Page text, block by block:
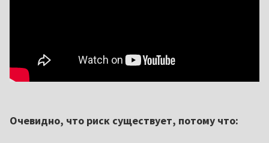
Очевидно, что риск существует, потому что: